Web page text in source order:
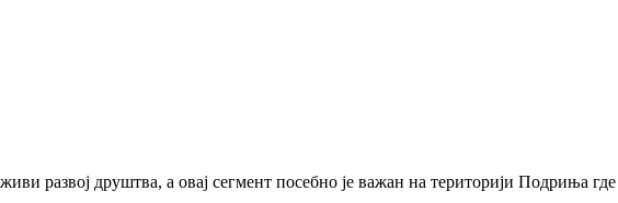
развој друштва, а овај сегмент посебно је важан на територији Подриња